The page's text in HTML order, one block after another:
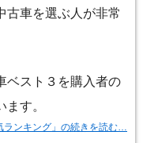
古車を選ぶ人が非常
ベスト３を購入者の
す。
ランキング」の続きを読む…